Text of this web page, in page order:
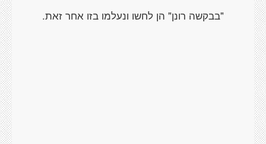
"בבקשה רונן" הן לחשו ונעלמו בזו אחר זאת.